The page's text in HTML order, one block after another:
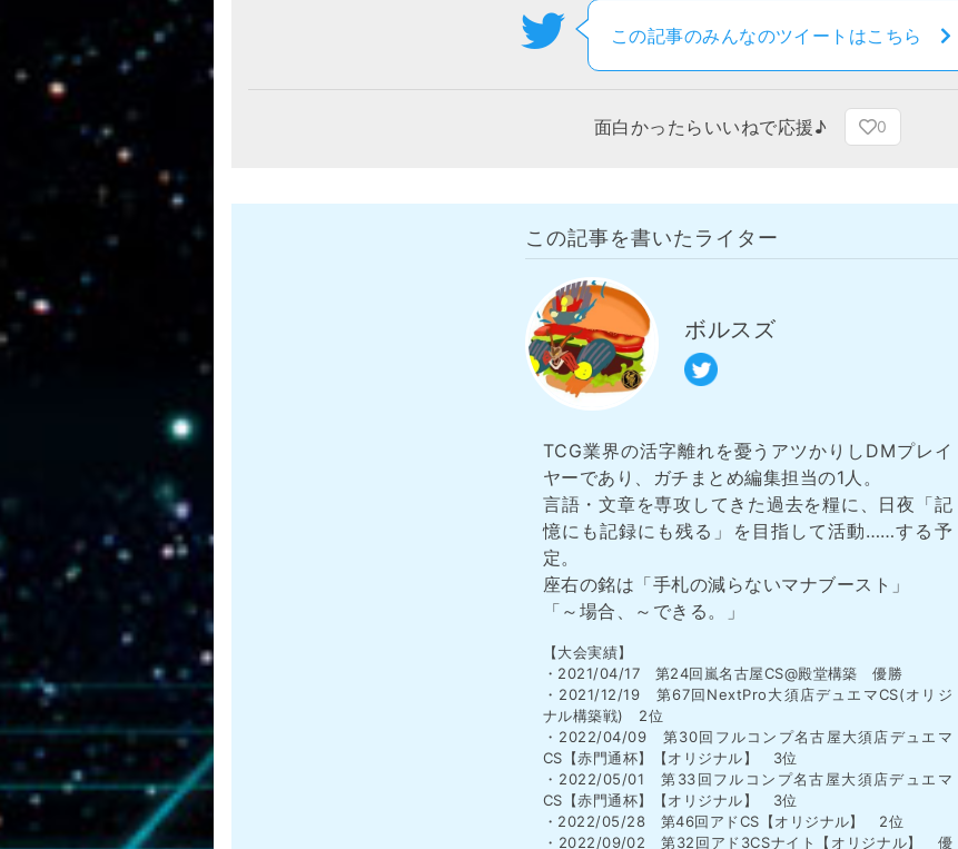
この記事のみんなのツイートはこちら
面白かったらいいねで応援♪ 0
この記事を書いたライター
ボルスズ
TCG業界の活字離れを憂うアツかりしDMプレイ
ヤーであり、ガチまとめ編集担当の1人。
言語・文章を専攻してきた過去を糧に、日夜「記
憶にも記録にも残る」を目指して活動……する予
定。
座右の銘は「手札の減らないマナブースト」
「～場合、～できる。」
【大会実績】
・2021/04/17 第24回嵐名古屋CS@殿堂構築 優勝
・2021/12/19 第67回NextPro大須店デュエマCS(オリジ
ナル構築戦) 2位
・2022/04/09 第30回フルコンプ名古屋大須店デュエマ
CS【赤門通杯】【オリジナル】 3位
・2022/05/01 第33回フルコンプ名古屋大須店デュエマ
CS【赤門通杯】【オリジナル】 3位
・2022/05/28 第46回アドCS【オリジナル】 2位
・2022/09/02 第32回アド3CSナイト【オリジナル】 優